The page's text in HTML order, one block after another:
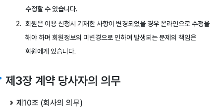
수정할 수 있습니다.
회원은 이용 신청시 기재한 사항이 변경되었을 경우 온라인으로 수정을
해야 하며 회원정보의 미변경으로 인하여 발생되는 문제의 책임은
회원에게 있습니다.
제3장 계약 당사자의 의무
제10조 (회사의 의무)